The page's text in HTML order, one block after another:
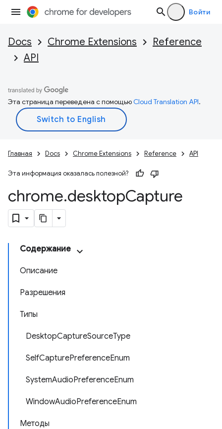
Войти
Docs Chrome Extensions
Reference
API
Эта страница переведена с помощьюCloud Translation API.
Главная Docs Chrome Extensions Reference API
Эта информация оказалась полезной?
chrome.desktopCapture
Содержание
Описание
Разрешения
Типы
DesktopCaptureSourceType
SelfCapturePreferenceEnum
SystemAudioPreferenceEnum
WindowAudioPreferenceEnum
Методы